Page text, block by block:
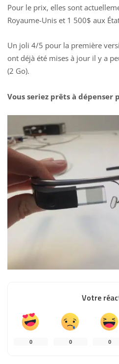
Pour le prix, elles sont
Royaume-Unis et 1 500$ aux
Un joli 4/5 pour la première
ont déjà été mises à jour il y a
(2 Go).
Vous seriez prêts à dépenser
Votre
0 0 0